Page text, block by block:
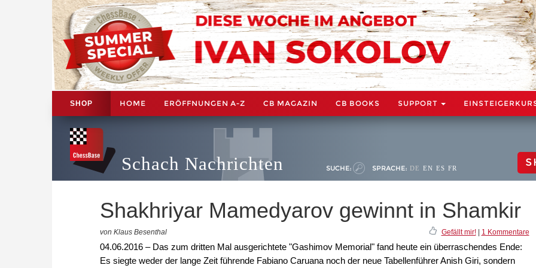
SHOP HOME ERÖFFNUNGEN A-Z CB MAGAZIN CB BOOKS SUPPORT
Schach Nachrichten SUCHE: SPRACHE: DE EN ES FR
Shakhriyar Mamedyarov gewinnt in Shamkir
von Klaus Besenthal Gefällt mir!| 1 Kommentare
04.06.2016 – Das zum dritten Mal ausgerichtete "Gashimov Memorial" fand heute ein überraschendes Ende:
Es siegte weder der lange Zeit führende Fabiano Caruana noch der neue Tabellenführer Anish Giri, sondern